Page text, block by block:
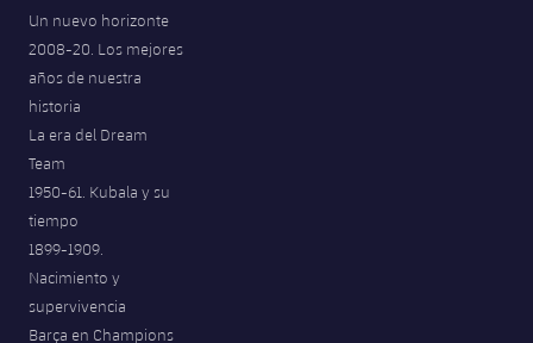
Un nuevo horizonte
2008-20. Los mejores
años de nuestra
historia
La era del Dream
Team
1950-61. Kubala y su
tiempo
1899-1909.
Nacimiento y
supervivencia
Barça en Champions